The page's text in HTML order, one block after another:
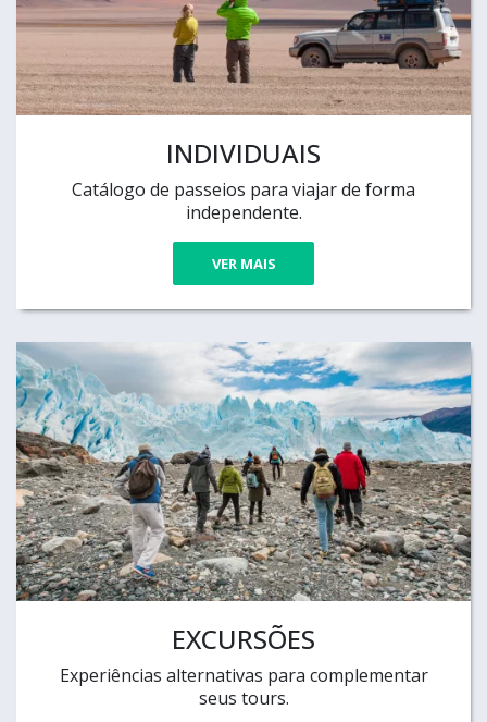
INDIVIDUAIS
Catálogo de passeios para viajar de forma
independente.
VER MAIS
EXCURSÕES
Experiências alternativas para complementar
seus tours.